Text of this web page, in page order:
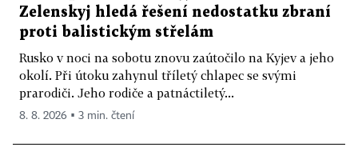
Zelenskyj hledá řešení nedostatku zbraní
proti balistickým střelám
Rusko v noci na sobotu znovu zaútočilo na Kyjev a jeho
okolí. Při útoku zahynul tříletý chlapec se svými
prarodiči. Jeho rodiče a patnáctiletý...
8. 8. 2026 ▪ 3 min. čtení